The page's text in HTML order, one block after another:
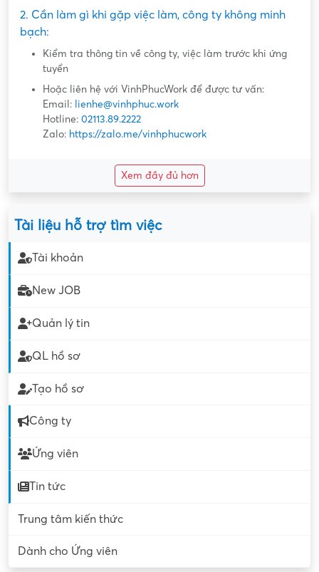
2. Cần làm gì khi gặp việc làm, công ty không minh
bạch:
Kiểm tra thông tin về công ty, việc làm trước khi ứng
tuyển
Hoặc liên hệ với VinhPhucWork để được tư vấn:
Email: lienhe@vinhphuc.work
Hotline: 02113.89.2222
Zalo: https://zalo.me/vinhphucwork
Xem đầy đủ hơn
Tài liệu hỗ trợ tìm việc
Tài khoản
New JOB
Quản lý tin
QL hồ sơ
Tạo hồ sơ
Công ty
Ứng viên
Tin tức
Trung tâm kiến thức
Dành cho Ứng viên